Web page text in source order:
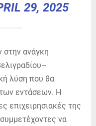
29, 2025
στην ανάγκη
λύση που θα
εντάσεων. Η
επιχειρησιακές της
να